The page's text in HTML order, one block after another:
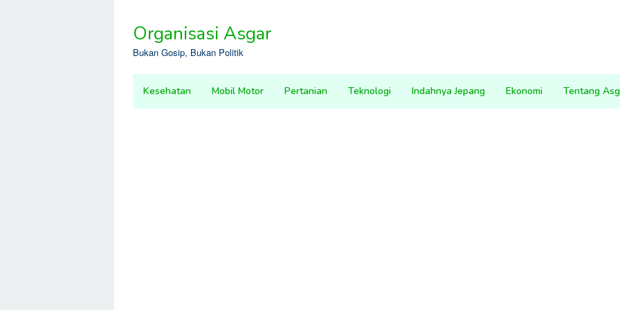
contentOrganisasi Asgar
Bukan Gosip, Bukan Politik
Kesehatan Mobil Motor Pertanian Teknologi Indahnya Jepang Ekonomi Tentang